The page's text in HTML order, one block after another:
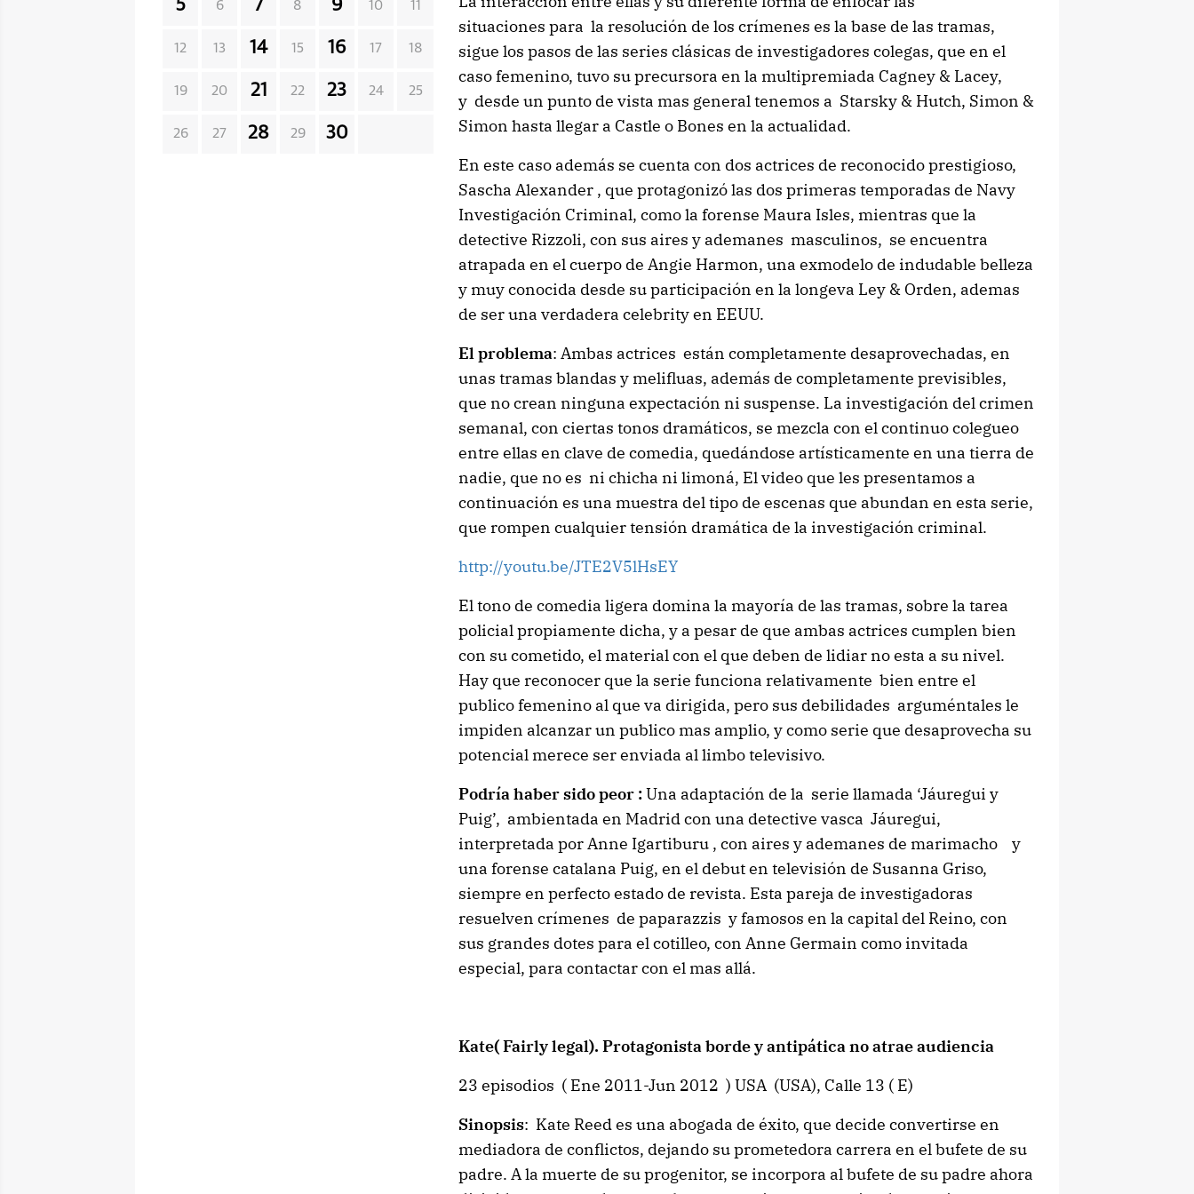
situaciones para la resolución de los crímenes es la base de las tramas,
sigue los pasos de las series clásicas de investigadores colegas, que en el
caso femenino, tuvo su precursora en la multipremiada Cagney & Lacey,
y desde un punto de vista mas general tenemos a Starsky & Hutch, Simon &
Simon hasta llegar a Castle o Bones en la actualidad.
En este caso además se cuenta con dos actrices de reconocido prestigioso,
Sascha Alexander , que protagonizó las dos primeras temporadas de Navy
Investigación Criminal, como la forense Maura Isles, mientras que la
detective Rizzoli, con sus aires y ademanes masculinos, se encuentra
atrapada en el cuerpo de Angie Harmon, una exmodelo de indudable belleza
y muy conocida desde su participación en la longeva Ley & Orden, ademas
de ser una verdadera celebrity en EEUU.
El problema: Ambas actrices están completamente desaprovechadas, en
unas tramas blandas y melifluas, además de completamente previsibles,
que no crean ninguna expectación ni suspense. La investigación del crimen
semanal, con ciertas tonos dramáticos, se mezcla con el continuo colegueo
entre ellas en clave de comedia, quedándose artísticamente en una tierra de
nadie, que no es ni chicha ni limoná, El video que les presentamos a
continuación es una muestra del tipo de escenas que abundan en esta serie,
que rompen cualquier tensión dramática de la investigación criminal.
http://youtu.be/JTE2V5lHsEY
El tono de comedia ligera domina la mayoría de las tramas, sobre la tarea
policial propiamente dicha, y a pesar de que ambas actrices cumplen bien
con su cometido, el material con el que deben de lidiar no esta a su nivel.
Hay que reconocer que la serie funciona relativamente bien entre el
publico femenino al que va dirigida, pero sus debilidades arguméntales le
impiden alcanzar un publico mas amplio, y como serie que desaprovecha su
potencial merece ser enviada al limbo televisivo.
Podría haber sido peor :Una adaptación de la serie llamada ‘Jáuregui y
Puig’, ambientada en Madrid con una detective vasca Jáuregui,
interpretada por Anne Igartiburu , con aires y ademanes de marimacho y
una forense catalana Puig, en el debut en televisión de Susanna Griso,
siempre en perfecto estado de revista. Esta pareja de investigadoras
resuelven crímenes de paparazzis y famosos en la capital del Reino, con
sus grandes dotes para el cotilleo, con Anne Germain como invitada
especial, para contactar con el mas allá.
Kate( Fairly legal). Protagonista borde y antipática no atrae audiencia
23 episodios ( Ene 2011-Jun 2012 ) USA (USA), Calle 13 ( E)
Sinopsis: Kate Reed es una abogada de éxito, que decide convertirse en
mediadora de conflictos, dejando su prometedora carrera en el bufete de su
padre. A la muerte de su progenitor, se incorpora al bufete de su padre ahora
5 6 7 8 9 10 11
12 13 14 15 16 17 18
19 20 21 22 23 24 25
26 27 28 29 30